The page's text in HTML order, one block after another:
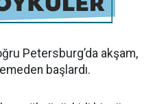
Petersburg’da akşam,
başlardı.